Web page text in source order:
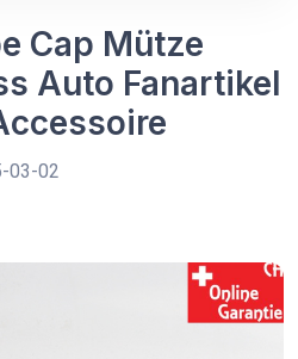
Cap Mütze
Auto Fanartikel
03-02